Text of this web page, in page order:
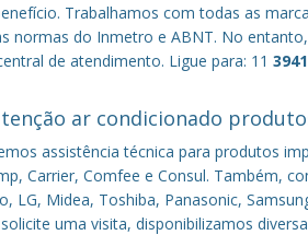
Trabalhamos com todas as
normas do Inmetro e ABNT. No
de atendimento. Ligue para: 11
ar condicionado
assistência técnica para produtos
Carrier, Comfee e Consul. Também,
LG, Midea, Toshiba, Panasonic,
uma visita, disponibilizamos